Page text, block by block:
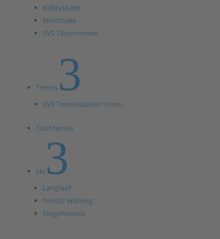
Kiddyshake
Minishake
SVS Tänzerinnen
Tennis 3
SVS Tennisspieler:innen
Tischtennis
Ski 3
Langlauf
Nordic Walking
Skigymnastik